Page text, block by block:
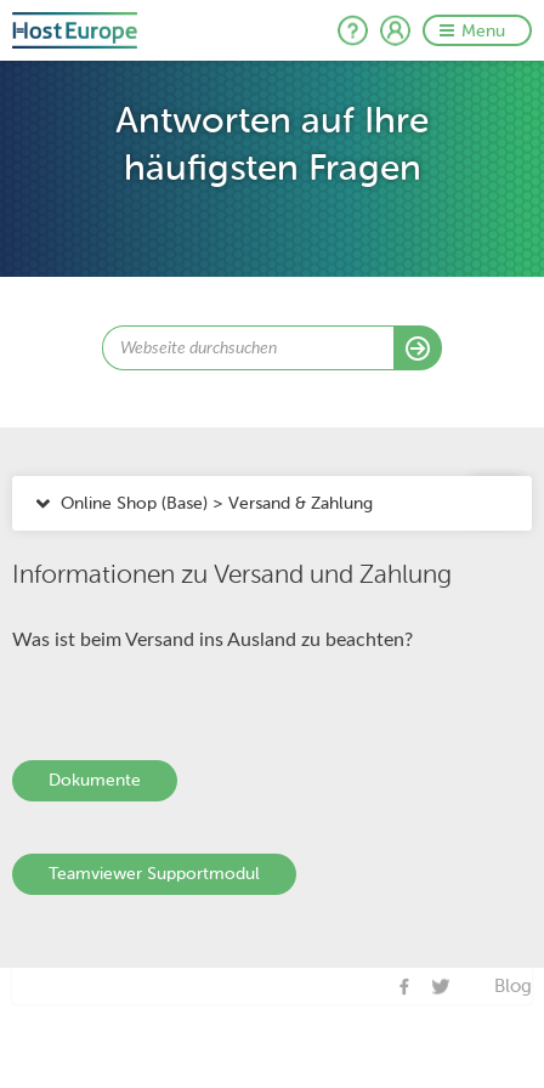
Menu
Antworten auf Ihre
häufigsten Fragen
Online Shop (Base) > Versand & Zahlung
Informationen zu Versand und Zahlung
Was ist beim Versand ins Ausland zu beachten?
Dokumente
Teamviewer Supportmodul
Blog